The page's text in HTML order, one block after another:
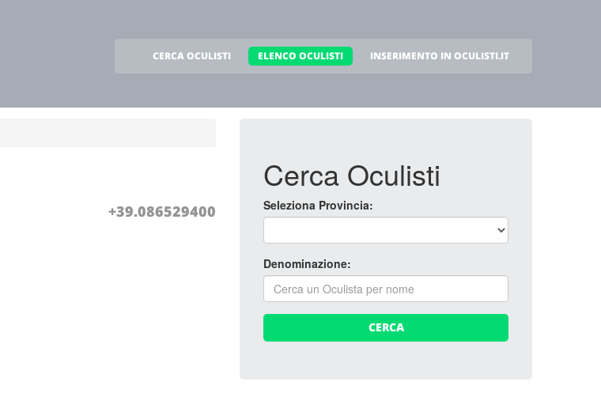
CERCA OCULISTI ELENCO OCULISTI INSERIMENTO IN OCULISTI.IT
+39.086529400
Cerca Oculisti
Seleziona Provincia:
Denominazione:
CERCA